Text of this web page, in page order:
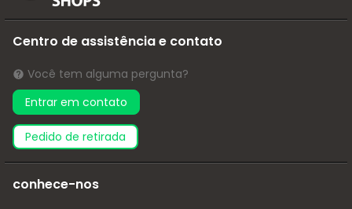
Centro de assistência e contato
Você tem alguma pergunta?
Entrar em contato
pedido de retirada
conhece-nos